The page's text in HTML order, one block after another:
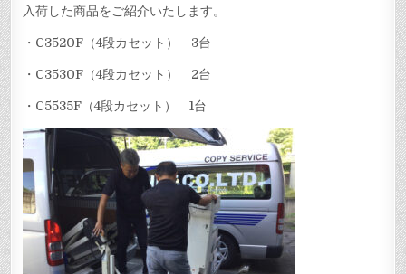
入荷した商品をご紹介いたします。
・C3520F（4段カセット） 3台
・C3530F（4段カセット） 2台
・C5535F（4段カセット） 1台